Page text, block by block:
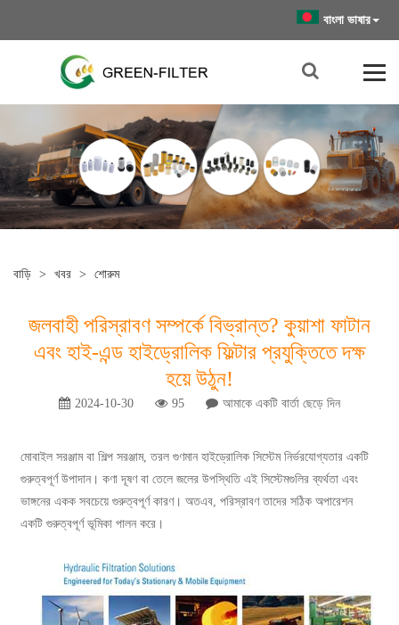
বাংলা ভাষার
বাড়ি > খবর > শোরুম
জলবাহী পরিস্রাবণ সম্পর্কে বিভ্রান্ত? কুয়াশা ফাটান
এবং হাই-এন্ড হাইড্রোলিক ফিল্টার প্রযুক্তিতে দক্ষ
হয়ে উঠুন!
2024-10-30 95 আমাকে একটি বার্তা ছেড়ে দিন
মোবাইল সরঞ্জাম বা শিল্প সরঞ্জাম, তরল গুণমান হাইড্রোলিক সিস্টেম নির্ভরযোগ্যতার একটি
গুরুত্বপূর্ণ উপাদান। কণা দূষণ বা তেলে জলের উপস্থিতি এই সিস্টেমগুলির ব্যর্থতা এবং
ভাঙ্গনের একক সবচেয়ে গুরুত্বপূর্ণ কারণ। অতএব, পরিস্রাবণ তাদের সঠিক অপারেশন
একটি গুরুত্বপূর্ণ ভূমিকা পালন করে।